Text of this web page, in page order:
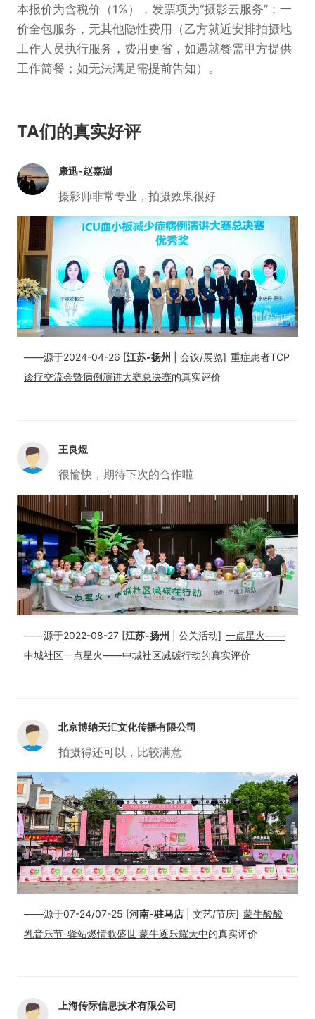
本报价为含税价（1%），发票项为“摄影云服务”；一
价全包服务，无其他隐性费用（乙方就近安排拍摄地
工作人员执行服务，费用更省，如遇就餐需甲方提供
工作简餐；如无法满足需提前告知）。
TA们的真实好评
康迅-赵嘉澍
摄影师非常专业，拍摄效果很好
——源于2024-04-26 [江苏-扬州 | 会议/展览] 重症患者TCP
诊疗交流会暨病例演讲大赛总决赛的真实评价
王良煜
很愉快，期待下次的合作啦
——源于2022-08-27 [江苏-扬州 | 公关活动] 一点星火——
中城社区一点星火——中城社区减碳行动的真实评价
北京博纳天汇文化传播有限公司
拍摄得还可以，比较满意
——源于07-24/07-25 [河南-驻马店| 文艺/节庆] 蒙牛酸酸
乳音乐节-驿站燃情歌盛世 蒙牛逐乐耀天中的真实评价
上海传际信息技术有限公司